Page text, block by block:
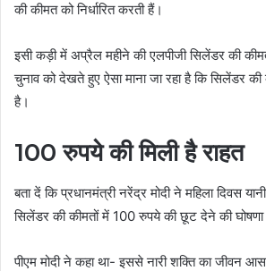
की कीमत को निर्धारित करती हैं।
इसी कड़ी में अप्रैल महीने की एलपीजी सिलेंडर की
चुनाव को देखते हुए ऐसा माना जा रहा है कि सिलेंडर
है।
100 रुपये की मिली है राहत
बता दें कि प्रधानमंत्री नरेंद्र मोदी ने महिला दिवस
सिलेंडर की कीमतों में 100 रुपये की छूट देने की घोषणा
पीएम मोदी ने कहा था- इससे नारी शक्ति का जीवन